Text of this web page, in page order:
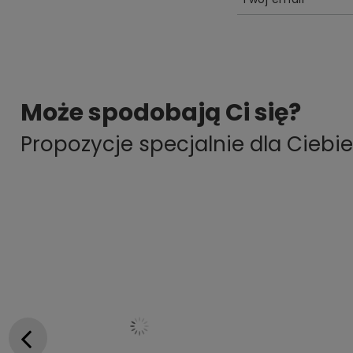
Może spodobają Ci się?
Propozycje specjalnie dla Ciebie